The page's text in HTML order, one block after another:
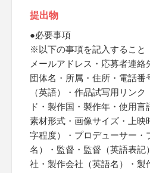
提出物
●必要事項
※以下の事項を記入すること
メールアドレス・応募者連絡
団体名・所属・住所・電話番
（英語）・作品試写用リン
ド・製作国・製作年・使用
素材形式・画像サイズ・上映
字程度）・プロデューサー・
名）・監督・監督（英語表記
社・製作会社（英語名）・製